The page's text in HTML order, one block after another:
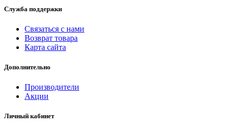
Служба поддержки
Связаться с нами
Возврат товара
Карта сайта
Дополнительно
Производители
Акции
Личный кабинет